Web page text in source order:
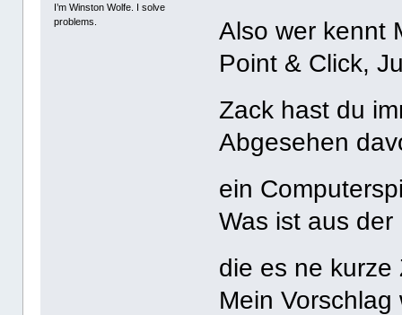
I’m Winston Wolfe. I solve
problems.
Also wer kennt
Point & Click,
Zack hast du
Abgesehen
ein
Was ist aus
die es ne
Mein